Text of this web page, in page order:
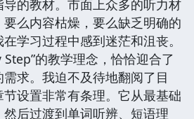
的教材。市面上众多的听力材
么内容枯燥，要么缺乏明确的
学习过程中感到迷茫和沮丧。
的教学理念，恰恰迎合了
求。我迫不及待地翻阅了目
设置非常有条理。它从最基础
后过渡到单词听辨、短语理